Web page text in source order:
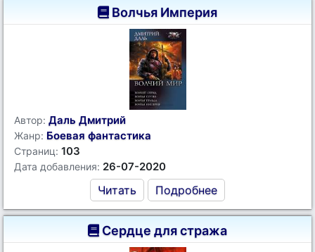
Волчья Империя
Автор: Даль Дмитрий
Жанр: Боевая фантастика
Страниц: 103
Дата добавления: 26-07-2020
Читать Подробнее
Сердце для стража